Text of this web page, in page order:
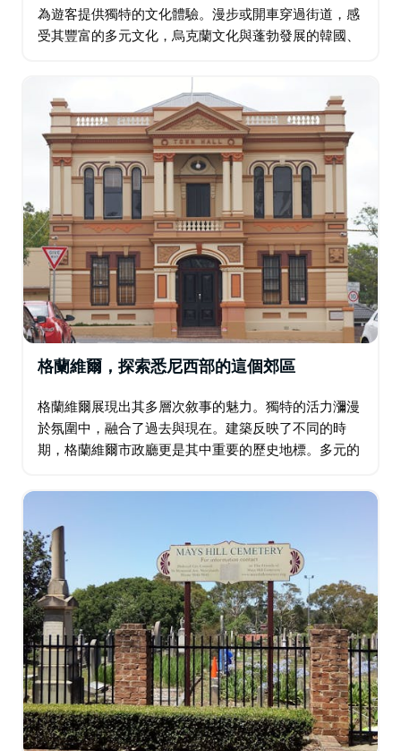
為遊客提供獨特的文化體驗。漫步或開車穿過街道，感
受其豐富的多元文化，烏克蘭文化與蓬勃發展的韓國、
得到充分體現，教堂、清真寺和寺廟和諧共存。…
格蘭維爾，探索悉尼西部的這個郊區
格蘭維爾展現出其多層次敘事的魅力。獨特的活力瀰漫
於氛圍中，融合了過去與現在。建築反映了不同的時
期，格蘭維爾市政廳更是其中重要的歷史地標。多元的
合。該地區提供豐富多彩的體驗…